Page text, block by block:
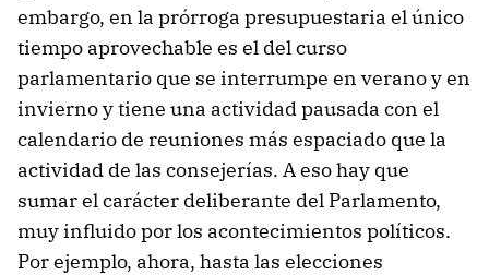
embargo, en la prórroga presupuestaria el único
tiempo aprovechable es el del curso
parlamentario que se interrumpe en verano y en
invierno y tiene una actividad pausada con el
calendario de reuniones más espaciado que la
actividad de las consejerías. A eso hay que
sumar el carácter deliberante del Parlamento,
muy influido por los acontecimientos políticos.
Por ejemplo, ahora, hasta las elecciones